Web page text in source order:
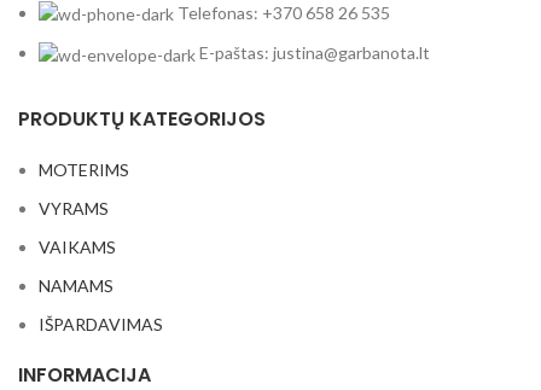
Telefonas: +370 658 26 535
E-paštas: justina@garbanota.lt
PRODUKTŲ KATEGORIJOS
MOTERIMS
VYRAMS
VAIKAMS
NAMAMS
IŠPARDAVIMAS
INFORMACIJA